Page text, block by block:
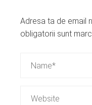
Adresa ta de email
obligatorii sunt